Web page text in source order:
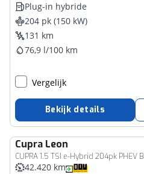
Plug-in hybride
204 pk (150 kW)
131 km
76,9 l/100 km
Vergelijk
Bekijk details
Cupra Leon
42.420 km